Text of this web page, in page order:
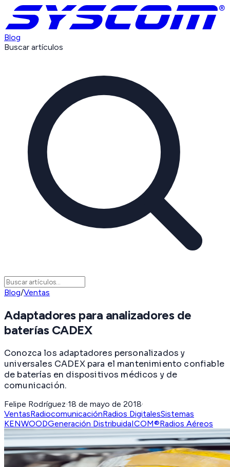
Blog
Buscar artículos
Blog/Ventas
Adaptadores para analizadores de
baterías CADEX
Conozca los adaptadores personalizados y
universales CADEX para el mantenimiento confiable
de baterías en dispositivos médicos y de
comunicación.
Felipe Rodríguez·18 de mayo de 2018·
VentasRadiocomunicaciónRadios DigitalesSistemas
KENWOODGeneración DistribuidaICOM®Radios Aéreos